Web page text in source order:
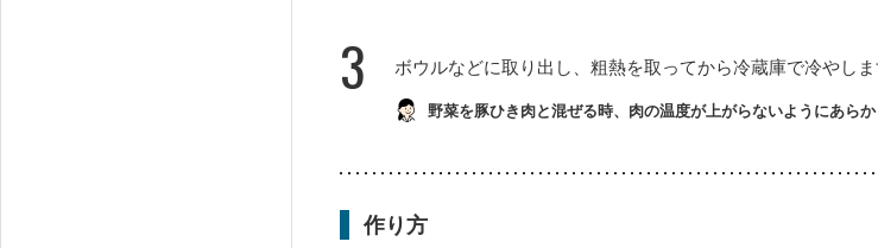
3 ボウルなどに取り出し、粗熱を取ってから冷蔵庫で冷やしま
野菜を豚ひき肉と混ぜる時、肉の温度が上がらないようにあらか
作り方